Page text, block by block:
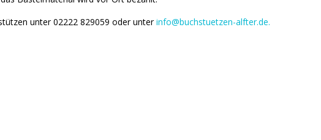
unter 02222 829059 oder unterinfo@buchstuetzen-alfter.de.